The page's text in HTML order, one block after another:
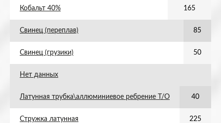
Кобальт 40% 165
Свинец (переплав) 85
Свинец (грузики) 50
Нет данных
Латунная трубка\аллюминиевое ребрение Т/О 40
Стружка латунная 225